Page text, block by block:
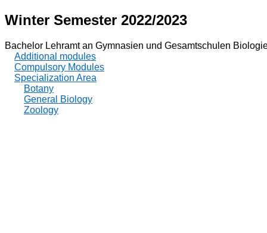
Winter Semester 2022/2023
Bachelor Lehramt an Gymnasien und Gesamtschulen
Additional modules
Compulsory Modules
Specialization Area
Botany
General Biology
Zoology